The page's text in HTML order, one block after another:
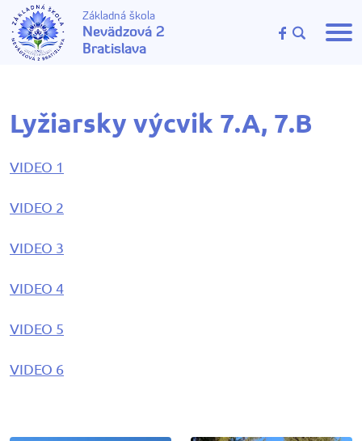
Základná škola
Nevädzová 2
Bratislava
Lyžiarsky výcvik 7.A, 7.B
VIDEO 1
VIDEO 2
VIDEO 3
VIDEO 4
VIDEO 5
VIDEO 6